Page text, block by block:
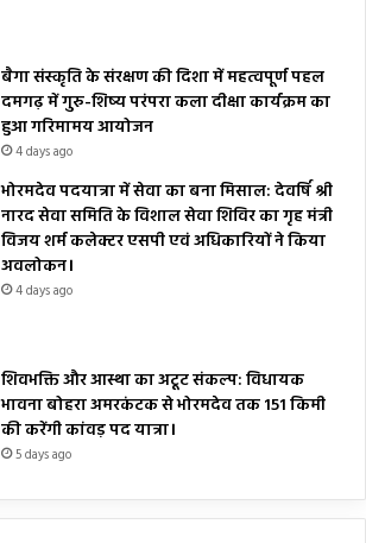
बैगा संस्कृति के संरक्षण की दिशा में महत्वपूर्ण पहल
दमगढ़ में गुरु-शिष्य परंपरा कला दीक्षा कार्यक्रम का
हुआ गरिमामय आयोजन
4 days ago
भोरमदेव पदयात्रा में सेवा का बना मिसाल: देवर्षि श्री
नारद सेवा समिति के विशाल सेवा शिविर का गृह मंत्री
विजय शर्म कलेक्टर एसपी एवं अधिकारियों ने किया
अवलोकन।
4 days ago
शिवभक्ति और आस्था का अटूट संकल्प: विधायक
भावना बोहरा अमरकंटक से भोरमदेव तक 151 किमी
की करेंगी कांवड़ पद यात्रा।
5 days ago